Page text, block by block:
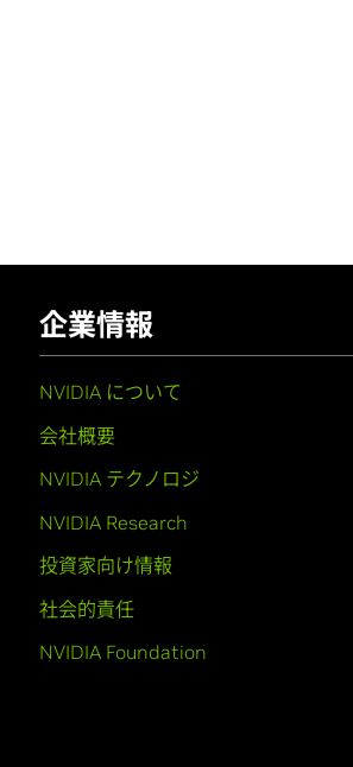
企業情報
NVIDIA について
会社概要
NVIDIA テクノロジ
NVIDIA Research
投資家向け情報
社会的責任
NVIDIA Foundation